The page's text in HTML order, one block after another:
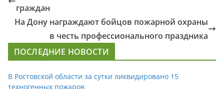
граждан
На Дону награждают бойцов пожарной охраны
в честь профессионального праздника
ПОСЛЕДНИЕ НОВОСТИ
В Ростовской области за сутки ликвидировано 15
техногенных пожаров